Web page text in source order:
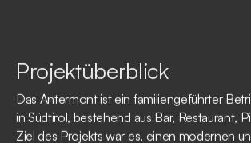
Projektüberblick
Das Antermont ist ein familiengeführter
in Südtirol, bestehend aus Bar, Restaurant,
Ziel des Projekts war es, einen modernen